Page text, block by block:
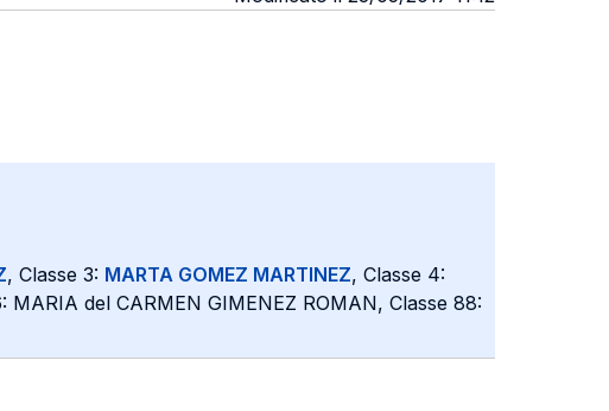
, Classe 3: MARTA GOMEZ MARTINEZ, Classe 4:
MARIA del CARMEN GIMENEZ ROMAN, Classe 88: